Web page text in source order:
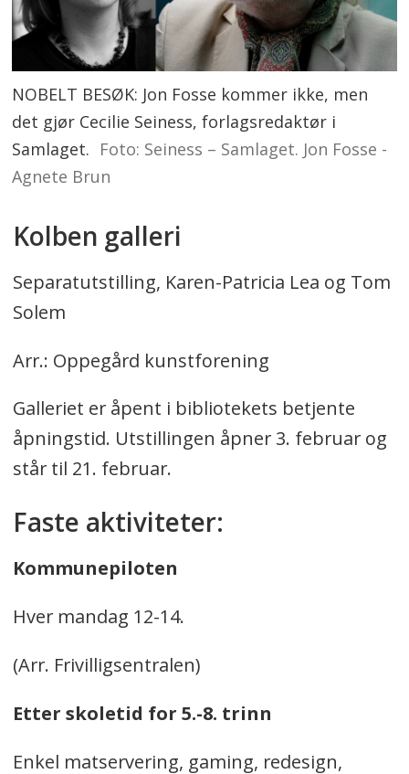
NOBELT BESØK: Jon Fosse kommer ikke, men
det gjør Cecilie Seiness, forlagsredaktør i
Samlaget. Foto: Seiness – Samlaget. Jon Fosse -
Agnete Brun
Kolben galleri
Separatutstilling, Karen-Patricia Lea og Tom
Solem
Arr.: Oppegård kunstforening
Galleriet er åpent i bibliotekets betjente
åpningstid. Utstillingen åpner 3. februar og
står til 21. februar.
Faste aktiviteter:
Kommunepiloten
Hver mandag 12-14.
(Arr. Frivilligsentralen)
Etter skoletid for 5.-8. trinn
Enkel matservering, gaming, redesign,